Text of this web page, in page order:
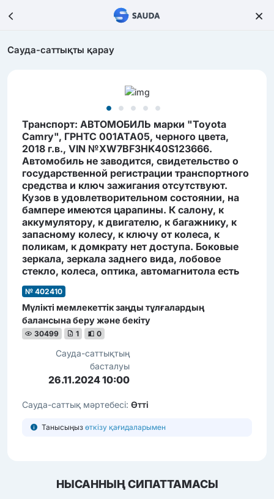
Сауда-саттықты қарау
Транcпорт: АВТОМОБИЛЬ марки "Toyota
Camry", ГРНТС 001ATA05, черного цвета,
2018 г.в., VIN №XW7BF3HK40S123666.
Автомобиль не заводится, свидетельство о
государственной регистрации транспортного
средства и ключ зажигания отсутствуют.
Кузов в удовлетворительном состоянии, на
бампере имеются царапины. К салону, к
аккумулятору, к двигателю, к багажнику, к
запасному колесу, к ключу от колеса, к
поликам, к домкрату нет доступа. Боковые
зеркала, зеркала заднего вида, лобовое
стекло, колеса, оптика, автомагнитола есть
№ 402410
Мүлікті мемлекеттік заңды тұлғалардың
балансына беру және бекіту
30499 1 0
Сауда-саттықтың
басталуы
26.11.2024 10:00
Сауда-саттық мәртебесі: Өтті
Танысыңыз өткізу қағидаларымен
НЫСАННЫҢ СИПАТТАМАСЫ